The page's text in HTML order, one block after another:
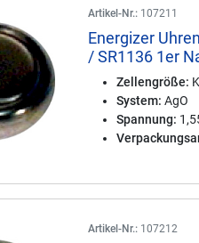
Artikel-Nr.: 107211
Energizer
/ SR1136 1er
Zellengröße:
System: AgO
Spannung:
Artikel-Nr.: 107212